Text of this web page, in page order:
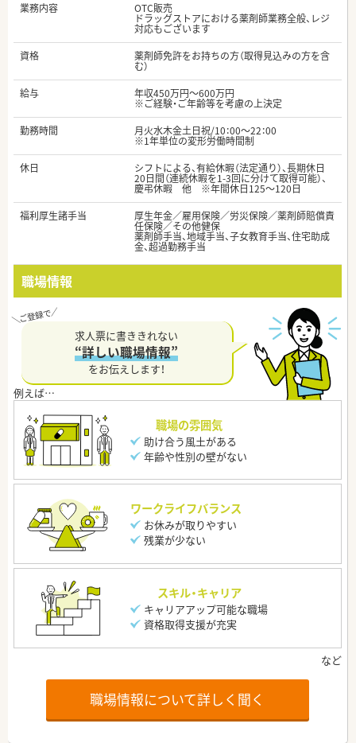
業務内容
OTC販売
ドラッグストアにおける薬剤師業務全般、レジ
対応もございます
資格
薬剤師免許をお持ちの方（取得見込みの方を含
む）
給与
年収450万円～600万円
※ご経験・ご年齢等を考慮の上決定
勤務時間
月火水木金土日祝/10：00～22：00
※1年単位の変形労働時間制
休日
シフトによる、有給休暇（法定通り）、長期休日
20日間（連続休暇を1-3回に分けて取得可能）、
慶弔休暇 他 ※年間休日125～120日
福利厚生諸手当
厚生年金／雇用保険／労災保険／薬剤師賠償責
任保険／その他健保
薬剤師手当、地域手当、子女教育手当、住宅助成
金、超過勤務手当
職場情報
求人票に書ききれない
“詳しい職場情報”
をお伝えします！
職場の雰囲気
助け合う風土がある
年齢や性別の壁がない
ワークライフバランス
お休みが取りやすい
残業が少ない
スキル・キャリア
キャリアアップ可能な職場
資格取得支援が充実
職場情報について詳しく聞く